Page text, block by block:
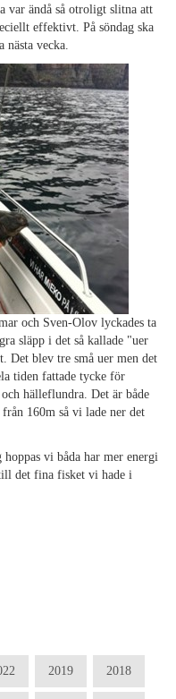
var ändå så otroligt slitna att
effektivt. På söndag ska
nästa vecka.
och Sven-Olov lyckades ta
släpp i det så kallade "uer
Det blev tre små uer men det
tiden fattade tycke för
hälleflundra. Det är både
160m så vi lade ner det
vi båda har mer energi
det fina fisket vi hade i
2019 2018